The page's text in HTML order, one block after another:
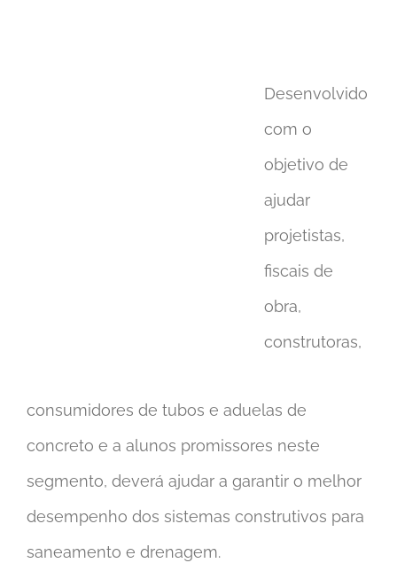
Desenvolvido
com o
objetivo de
ajudar
projetistas,
fiscais de
obra,
construtoras,
consumidores de tubos e aduelas de
concreto e a alunos promissores neste
segmento, deverá ajudar a garantir o melhor
desempenho dos sistemas construtivos para
saneamento e drenagem.